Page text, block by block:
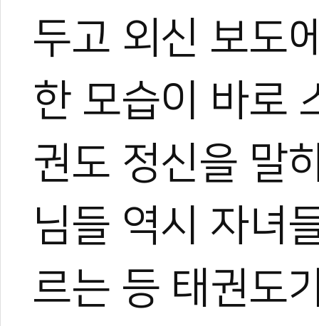
두고 외신 보도
한 모습이 바로
권도 정신을 말
님들 역시 자녀
르는 등 태권도